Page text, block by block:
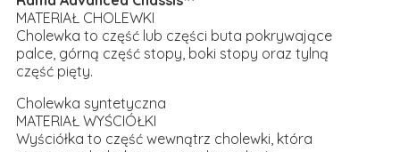
MATERIAŁ CHOLEWKI
Cholewka to część lub części buta pokrywające
palce, górną część stopy, boki stopy oraz tylną
część pięty.
Cholewka syntetyczna
MATERIAŁ WYŚCIÓŁKI
Wyściółka to część wewnątrz cholewki, która